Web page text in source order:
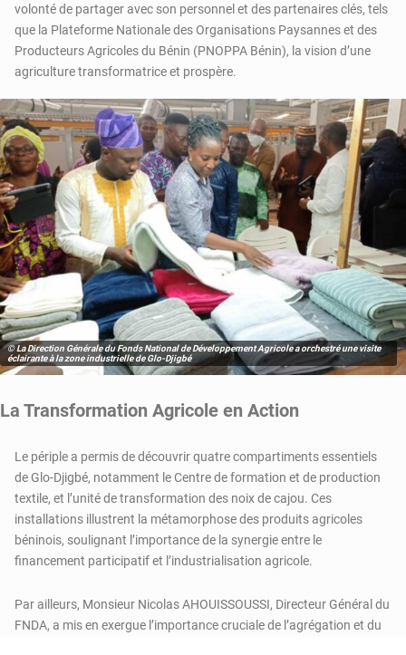
volonté de partager avec son personnel et des partenaires clés, tels
que la Plateforme Nationale des Organisations Paysannes et des
Producteurs Agricoles du Bénin (PNOPPA Bénin), la vision d’une
agriculture transformatrice et prospère.
© La Direction Générale du Fonds National de Développement Agricole a orchestré une visite
éclairante à la zone industrielle de Glo-Djigbé
La Transformation Agricole en Action
Le périple a permis de découvrir quatre compartiments essentiels
de Glo-Djigbé, notamment le Centre de formation et de production
textile, et l’unité de transformation des noix de cajou. Ces
installations illustrent la métamorphose des produits agricoles
béninois, soulignant l’importance de la synergie entre le
financement participatif et l’industrialisation agricole.
Par ailleurs, Monsieur Nicolas AHOUISSOUSSI, Directeur Général du
FNDA, a mis en exergue l’importance cruciale de l’agrégation et du